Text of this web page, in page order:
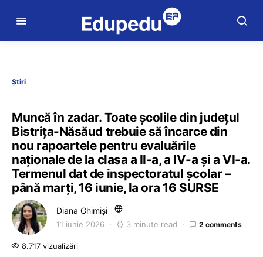
Știri
Muncă în zadar. Toate școlile din județul
Bistrița-Năsăud trebuie să încarce din
nou rapoartele pentru evaluările
naționale de la clasa a II-a, a IV-a și a VI-a.
Termenul dat de inspectoratul școlar –
până marți, 16 iunie, la ora 16 SURSE
Diana Ghimiși
11 iunie 2026 3 minute read 2 comments
8.717 vizualizări